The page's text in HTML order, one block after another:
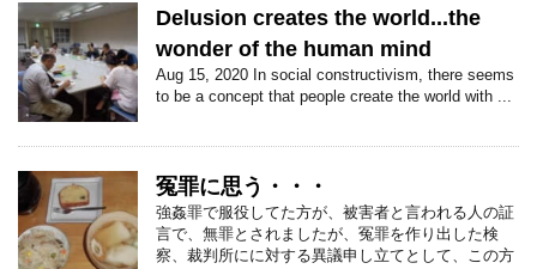
Delusion creates the world...the
wonder of the human mind
Aug 15, 2020 In social constructivism, there seems
to be a concept that people create the world with ...
冤罪に思う・・・
強姦罪で服役してた方が、被害者と言われる人の証
言で、無罪とされましたが、冤罪を作り出した検
察、裁判所にに対する異議申し立てとして、この方